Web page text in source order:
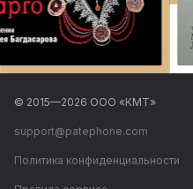
© 2015—2026 ООО «КМТ»
support@patephone.com
Политика конфиденциальности